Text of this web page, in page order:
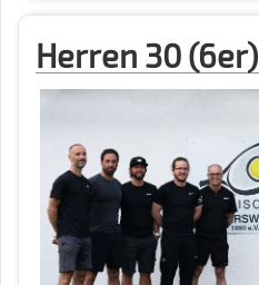
Herren 30 (6er)